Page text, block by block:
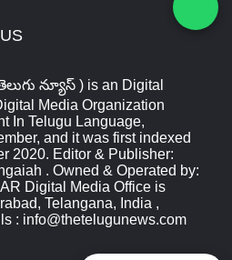
న్యూస్‌ ) is an Digital
Media Organization
In Telugu Language,
and it was first indexed
2020. Editor & Publisher:
. Owned & Operated by:
Digital Media Office is
Telangana, India ,
: info@thetelugunews.com